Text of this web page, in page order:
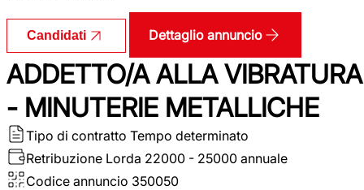
Candidati Dettaglio annuncio
ADDETTO/A ALLA VIBRATURA
- MINUTERIE METALLICHE
Tipo di contratto Tempo determinato
Retribuzione Lorda 22000 - 25000 annuale
Codice annuncio 350050